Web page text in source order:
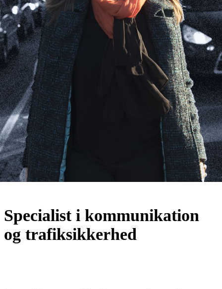
Specialist i kommunikation
og trafiksikkerhed